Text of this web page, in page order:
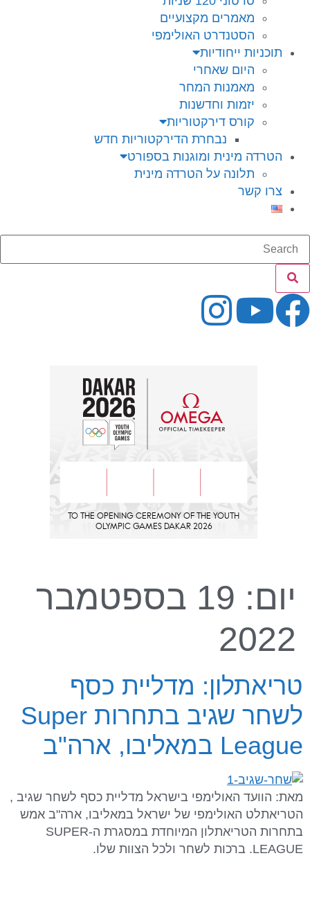
מאמרים מקצועיים
הסטנדרט האולימפי
תוכניות ייחודיות
היום שאחרי
מאמנות המחר
יזמות וחדשנות
קורס דירקטוריות
נבחרת הדירקטוריות חדש
הטרדה מינית ומוגנות בספורט
תלונה על הטרדה מינית
צרו קשר
יום:
19 בספטמבר
2022
טריאתלון: מדליית כסף
לשחר שגיב בתחרות Super
League במאליבו, ארה"ב
מאת: הוועד האולימפי בישראל מדליית כסף לשחר שגיב ,
הטריאתלט האולימפי של ישראל במאליבו, ארה"ב אמש
בתחרות הטריאתלון המיוחדת במסגרת ה-SUPER
LEAGUE. ברכות לשחר ולכל הצוות שלו.